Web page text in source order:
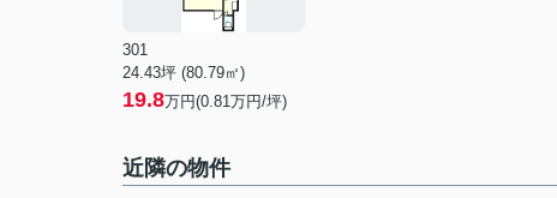
301
24.43坪 (80.79㎡)
19.8万円(0.81万円/坪)
近隣の物件